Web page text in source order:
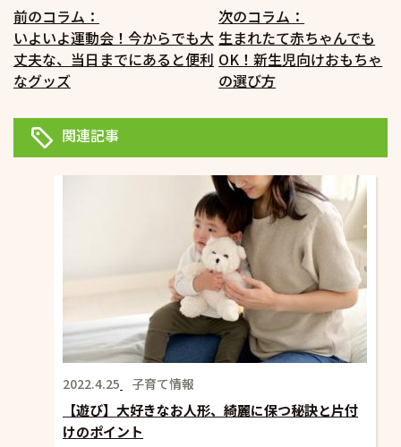
投
稿
ナ
ビ
ゲ
ー
前のコラム：
いよいよ運動会！今からでも大
丈夫な、当日までにあると便利
なグッズ
次のコラム：
生まれたて赤ちゃんでも
OK！新生児向けおもちゃ
の選び方
関連記事
2022.4.25 子育て情報
【遊び】大好きなお人形、綺麗に保つ秘訣と片付
けのポイント